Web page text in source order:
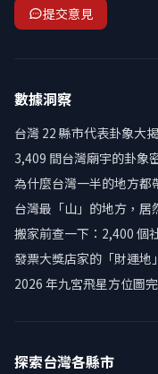
提交意見
數據洞察
台灣 22 縣市代表卦象大
3,409 間台灣廟宇的卦象
為什麼台灣一半的地方都
台灣最「山」的地方，居
搬家前查一下：2,400 個
發票大獎店家的「財運地
2026 年九宮飛星方位圖
探索台灣各縣市